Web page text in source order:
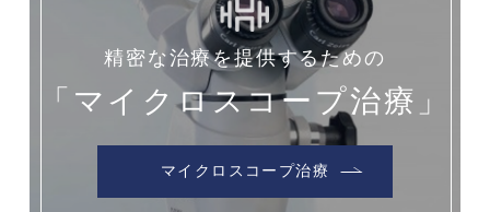
精密な治療を提供するための
「マイクロスコープ治療」
マイクロスコープ治療